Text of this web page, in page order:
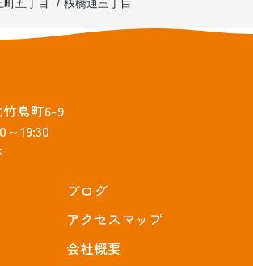
町五丁目 桟橋通三丁目
島町6-9
19:30
ブログ
アクセスマップ
会社概要